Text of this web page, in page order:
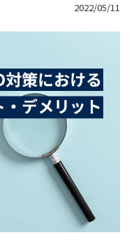
2022/05/11